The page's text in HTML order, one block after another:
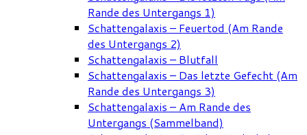
Rande des Untergangs 1)
Schattengalaxis – Feuertod (Am Rande
des Untergangs 2)
Schattengalaxis – Blutfall
Schattengalaxis – Das letzte Gefecht (Am
Rande des Untergangs 3)
Schattengalaxis – Am Rande des
Untergangs (Sammelband)